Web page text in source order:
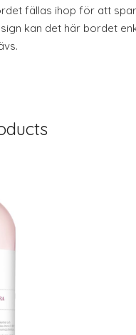
fällas ihop för att
kan det här bordet